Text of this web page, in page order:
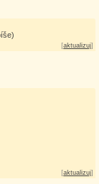
[aktualizuj]
[aktualizuj]